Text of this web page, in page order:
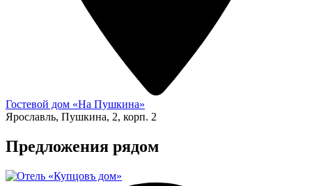
Гостевой дом «На Пушкина»
Ярославль, Пушкина, 2, корп. 2
Предложения рядом